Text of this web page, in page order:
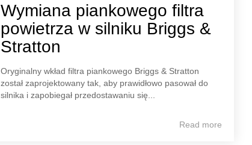
Wymiana piankowego filtra
powietrza w silniku Briggs &
Stratton
Oryginalny wkład filtra piankowego Briggs & Stratton
został zaprojektowany tak, aby prawidłowo pasował do
silnika i zapobiegał przedostawaniu się...
Read more